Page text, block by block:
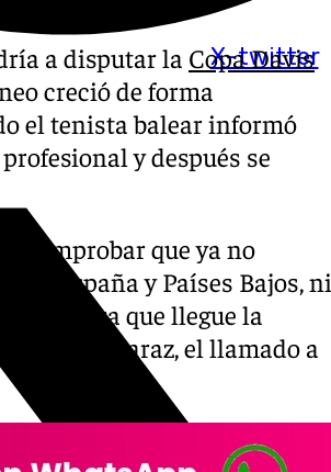
X-twitter
a disputar la Copa Davis
creció de forma
el tenista balear informó
y después se
comprobar que ya no
España y Países Bajos, ni
se espera que llegue la
Carlos Alcaraz, el llamado a